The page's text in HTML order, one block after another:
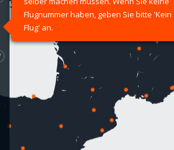
Flugnummer haben, geben Sie bitte 'Kein
Flug' an.